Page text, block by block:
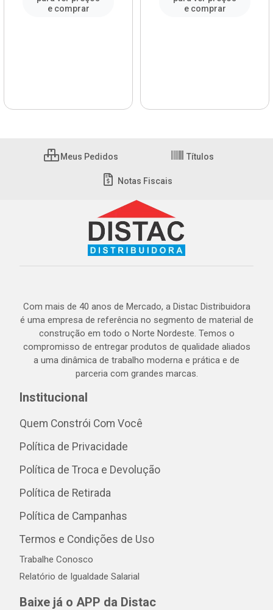
e comprar
e comprar
Meus Pedidos Títulos
Notas Fiscais
Com mais de 40 anos de Mercado, a Distac Distribuidora
é uma empresa de referência no segmento de material de
construção em todo o Norte Nordeste. Temos o
compromisso de entregar produtos de qualidade aliados
a uma dinâmica de trabalho moderna e prática e de
parceria com grandes marcas.
Institucional
Quem Constrói Com Você
Política de Privacidade
Política de Troca e Devolução
Política de Retirada
Política de Campanhas
Termos e Condições de Uso
Trabalhe Conosco
Relatório de Igualdade Salarial
Baixe já o APP da Distac